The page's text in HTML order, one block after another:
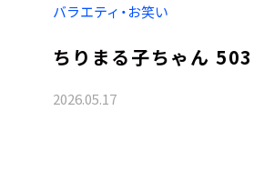
バラエティ・お笑い
ちりまる子ちゃん 503
2026.05.17